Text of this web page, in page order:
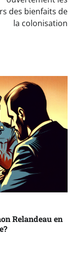
des bienfaits de
la colonisation
Relandeau en